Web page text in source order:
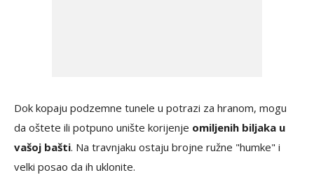
Dok kopaju podzemne tunele u potrazi za hranom, mogu
da oštete ili potpuno unište korijenje omiljenih biljaka u
vašoj bašti. Na travnjaku ostaju brojne ružne "humke" i
velki posao da ih uklonite.